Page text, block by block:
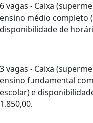
6 vagas - Caixa
ensino médio completo
disponibilidade de
3 vagas - Caixa
ensino fundamental
escolar) e
1.850,00.